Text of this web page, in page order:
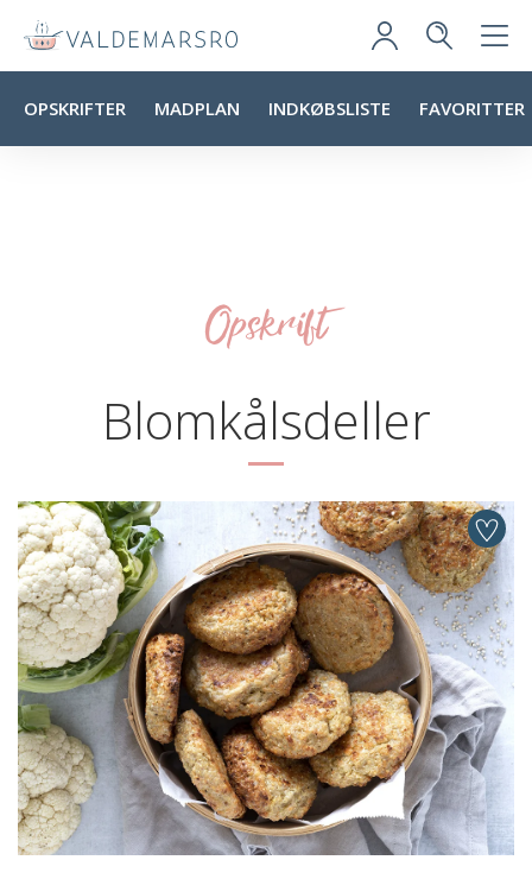
OPSKRIFTER MADPLAN INDKØBSLISTE FAVORITTER
Opskrift
Blomkålsdeller